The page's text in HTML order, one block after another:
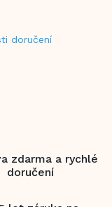
doručení
zdarma a rychlé
doručení